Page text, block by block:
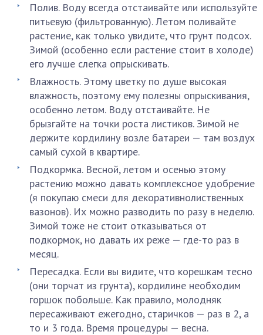
Полив. Воду всегда отстаивайте или используйте
питьевую (фильтрованную). Летом поливайте
растение, как только увидите, что грунт подсох.
Зимой (особенно если растение стоит в холоде)
его лучше слегка опрыскивать.
Влажность. Этому цветку по душе высокая
влажность, поэтому ему полезны опрыскивания,
особенно летом. Воду отстаивайте. Не
брызгайте на точки роста листиков. Зимой не
держите кордилину возле батареи — там воздух
самый сухой в квартире.
Подкормка. Весной, летом и осенью этому
растению можно давать комплексное удобрение
(я покупаю смеси для декоративнолиственных
вазонов). Их можно разводить по разу в неделю.
Зимой тоже не стоит отказываться от
подкормок, но давать их реже — где-то раз в
месяц.
Пересадка. Если вы видите, что корешкам тесно
(они торчат из грунта), кордилине необходим
горшок побольше. Как правило, молодняк
пересаживают ежегодно, старичков — раз в 2, а
то и 3 года. Время процедуры — весна.